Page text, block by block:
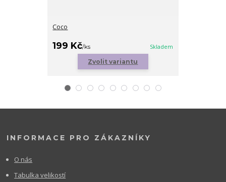
Coco
199 Kč/ks Skladem
Zvolit variantu
INFORMACE PRO ZÁKAZNÍKY
O nás
Tabulka velikostí